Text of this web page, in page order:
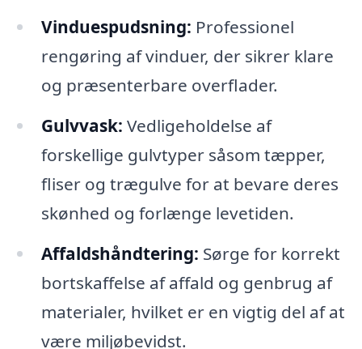
Vinduespudsning: Professionel
rengøring af vinduer, der sikrer klare
og præsenterbare overflader.
Gulvvask: Vedligeholdelse af
forskellige gulvtyper såsom tæpper,
fliser og trægulve for at bevare deres
skønhed og forlænge levetiden.
Affaldshåndtering: Sørge for korrekt
bortskaffelse af affald og genbrug af
materialer, hvilket er en vigtig del af at
være miljøbevidst.